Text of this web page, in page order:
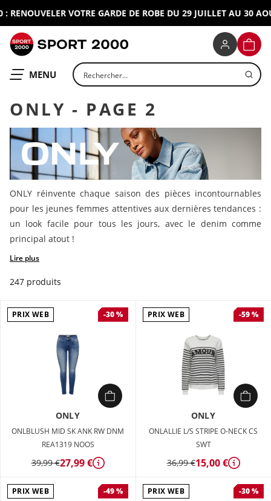
VOTRE GARDE DE ROBE DU 29 JUILLET AU 30
OUVRIR LE
MENU Rechercher un produit
ONLY - PAGE 2
ONLY réinvente chaque saison des pièces incontournables
pour les jeunes femmes attentives aux dernières tendances :
un look facile pour tous les jours, avec le denim comme
principal atout !
Lire plus
247 produits
PRIX WEB -30 %
ONLY
ONLBLUSH MID SK ANK RW DNM
REA1319 NOOS
39,99 €27,99 € Détails
PRIX WEB -59 %
ONLY
ONLALLIE L/S STRIPE O-NECK CS
SWT
36,99 €15,00 € Détails
PRIX WEB -49 % PRIX WEB -30 %